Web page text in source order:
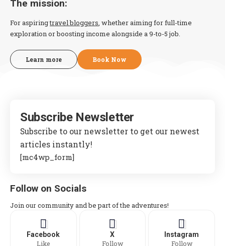
The mission:
For aspiringtravel bloggers, whether aiming for full-time
exploration or boosting income alongside a 9-to-5 job.
Learn more Book Now
Subscribe Newsletter
Subscribe to our newsletter to get our newest
articles instantly!
[mc4wp_form]
Follow on Socials
Join our community and be part of the adventures!
Facebook
Like
X
Follow
Instagram
Follow